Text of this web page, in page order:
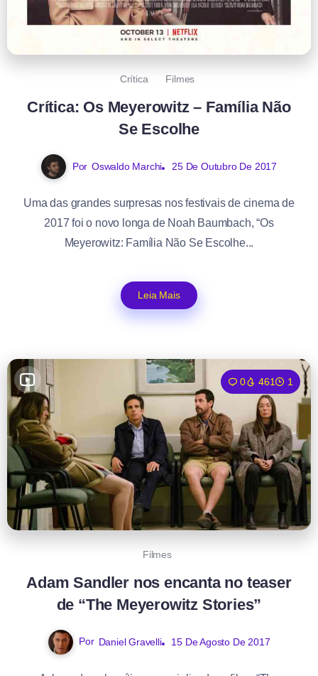
Crítica Filmes
Crítica: Os Meyerowitz – Família Não
Se Escolhe
Por Oswaldo Marchi 25 De Outubro De 2017
Uma das grandes surpresas nos festivais de cinema de
2017 foi o novo longa de Noah Baumbach, “Os
Meyerowitz: Família Não Se Escolhe...
Leia Mais
0 461 1
Filmes
Adam Sandler nos encanta no teaser
de “The Meyerowitz Stories”
Por Daniel Gravelli 15 De Agosto De 2017